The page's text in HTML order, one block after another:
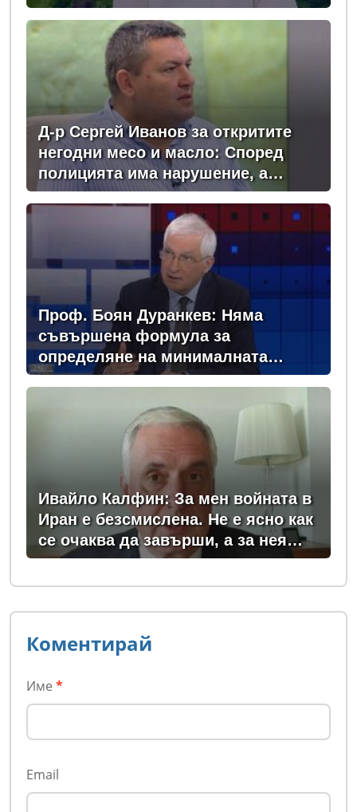
момента сме в сърцевината на
най-опасното време
Д-р Сергей Иванов за откритите
негодни месо и масло: Според
полицията има нарушение, а
според БАБХ – няма
Проф. Боян Дуранкев: Няма
съвършена формула за
определяне на минималната
заплата
Ивайло Калфин: За мен войната в
Иран е безсмислена. Не е ясно как
се очаква да завърши, а за нея
плащаме всички - и в България, и
в Европа
Коментирай
Име *
Email